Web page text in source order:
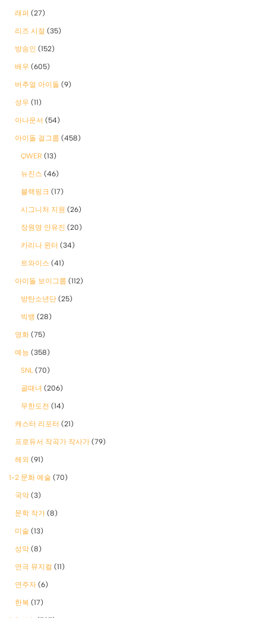
래퍼 (27)
리즈 시절 (35)
방송인 (152)
배우 (605)
버추얼 아이돌 (9)
성우 (11)
아나운서 (54)
아이돌 걸그룹 (458)
QWER (13)
뉴진스 (46)
블랙핑크 (17)
시그니처 지원 (26)
장원영 안유진 (20)
카리나 윈터 (34)
트와이스 (41)
아이돌 보이그룹 (112)
방탄소년단 (25)
빅뱅 (28)
영화 (75)
예능 (358)
SNL (70)
골때녀 (206)
무한도전 (14)
캐스터 리포터 (21)
프로듀서 작곡가 작사가 (79)
해외 (91)
1-2 문화 예술 (70)
국악 (3)
문학 작가 (8)
미술 (13)
성악 (8)
연극 뮤지컬 (11)
연주자 (6)
한복 (17)